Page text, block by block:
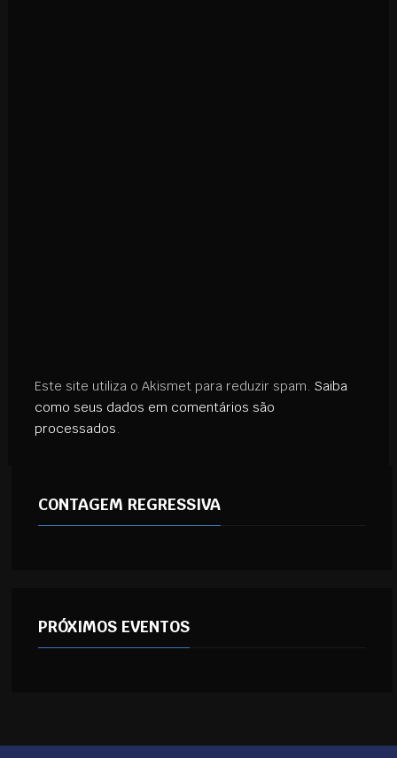
Este site utiliza o Akismet para reduzir spam. Saiba
como seus dados em comentários são
processados.
CONTAGEM REGRESSIVA
PRÓXIMOS EVENTOS